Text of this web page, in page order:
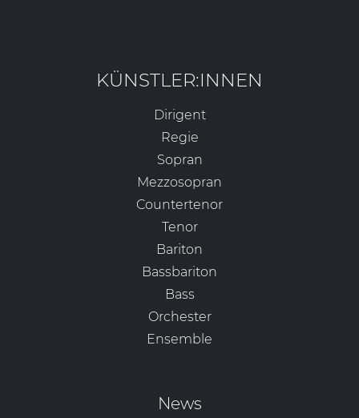
KÜNSTLER:INNEN
Dirigent
Regie
Sopran
Mezzosopran
Countertenor
Tenor
Bariton
Bassbariton
Bass
Orchester
Ensemble
News